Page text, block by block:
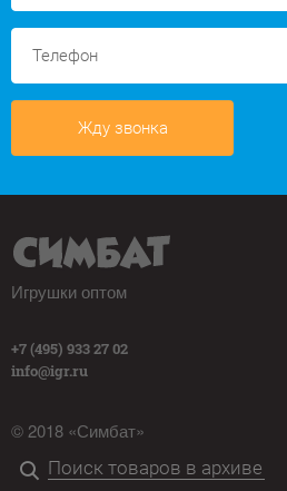
Жду звонка
Игрушки оптом
+7 (495) 933 27 02
info@igr.ru
© 2018 «Симбат»